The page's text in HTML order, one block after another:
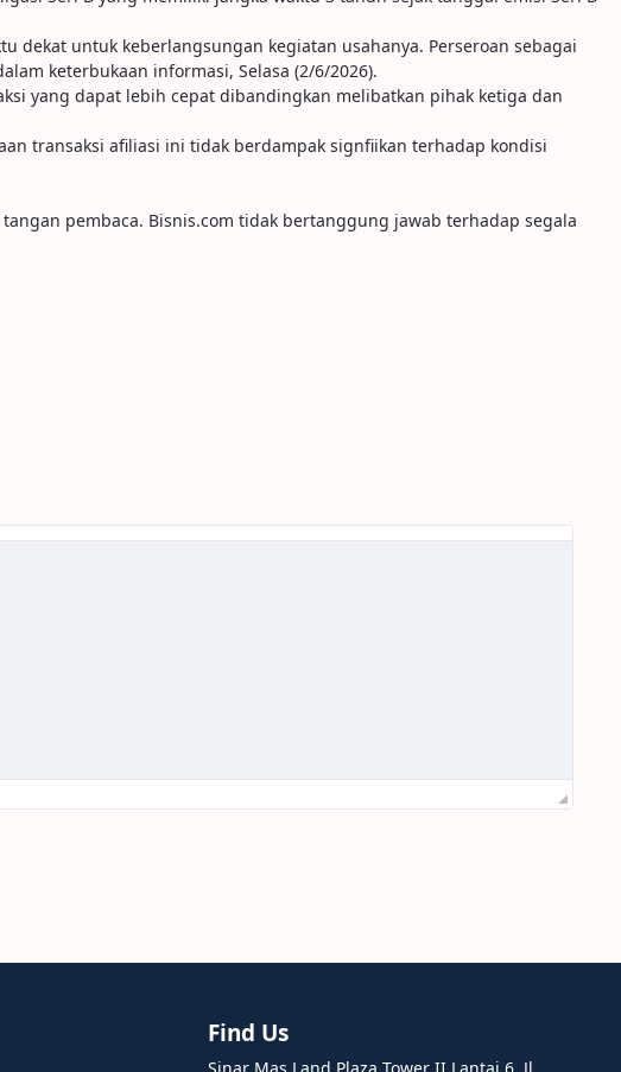
dekat untuk keberlangsungan kegiatan usahanya. Perseroan sebagai
keterbukaan informasi, Selasa (2/6/2026).
yang dapat lebih cepat dibandingkan melibatkan pihak ketiga dan
transaksi afiliasi ini tidak berdampak signfiikan terhadap kondisi
pembaca. Bisnis.com tidak bertanggung jawab terhadap segala
Find Us